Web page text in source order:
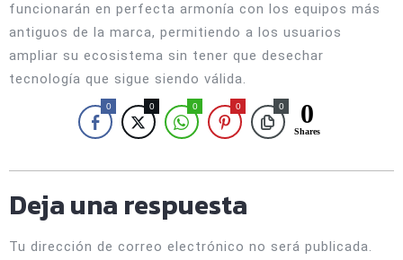
funcionarán en perfecta armonía con los equipos más
antiguos de la marca, permitiendo a los usuarios
ampliar su ecosistema sin tener que desechar
tecnología que sigue siendo válida.
0 0 0 0 0 0
Shares
Deja una respuesta
Tu dirección de correo electrónico no será publicada.